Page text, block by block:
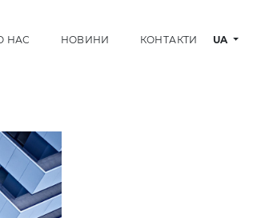
НАС НОВИНИ КОНТАКТИ UA